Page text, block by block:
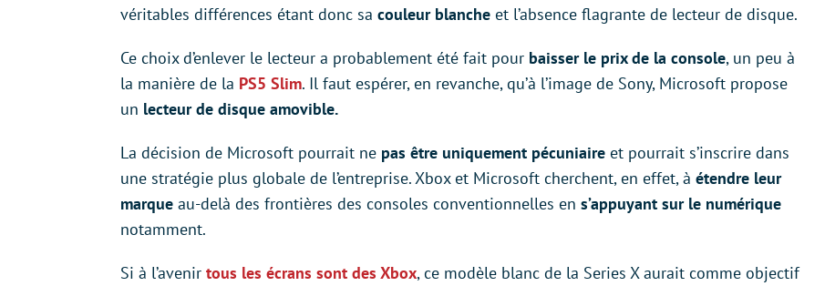
véritables différences étant donc sa couleur blanche et l’absence flagrante de lecteur de disque.
Ce choix d’enlever le lecteur a probablement été fait pour baisser le prix de la console, un peu à
la manière de la PS5 Slim. Il faut espérer, en revanche, qu’à l’image de Sony, Microsoft propose
un lecteur de disque amovible.
La décision de Microsoft pourrait ne pas être uniquement pécuniaire et pourrait s’inscrire dans
une stratégie plus globale de l’entreprise. Xbox et Microsoft cherchent, en effet, à étendre leur
marque au-delà des frontières des consoles conventionnelles en s’appuyant sur le numérique
notamment.
Si à l’avenir tous les écrans sont des Xbox, ce modèle blanc de la Series X aurait comme objectif